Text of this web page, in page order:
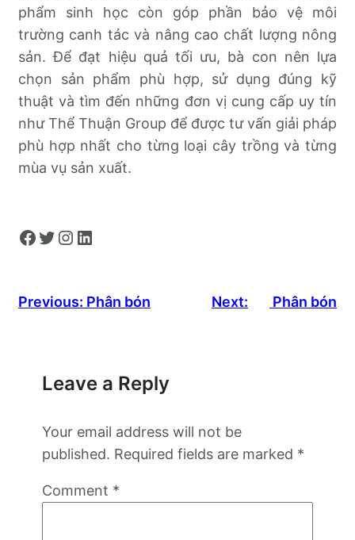
phẩm sinh học còn góp phần bảo vệ môi
trường canh tác và nâng cao chất lượng nông
sản. Để đạt hiệu quả tối ưu, bà con nên lựa
chọn sản phẩm phù hợp, sử dụng đúng kỹ
thuật và tìm đến những đơn vị cung cấp uy tín
như Thể Thuận Group để được tư vấn giải pháp
phù hợp nhất cho từng loại cây trồng và từng
mùa vụ sản xuất.
Facebook Twitter Instagram LinkedIn
Previous: Phân bón Next: Phân bón
Leave a Reply
Your email address will not be
published. Required fields are marked *
Comment *